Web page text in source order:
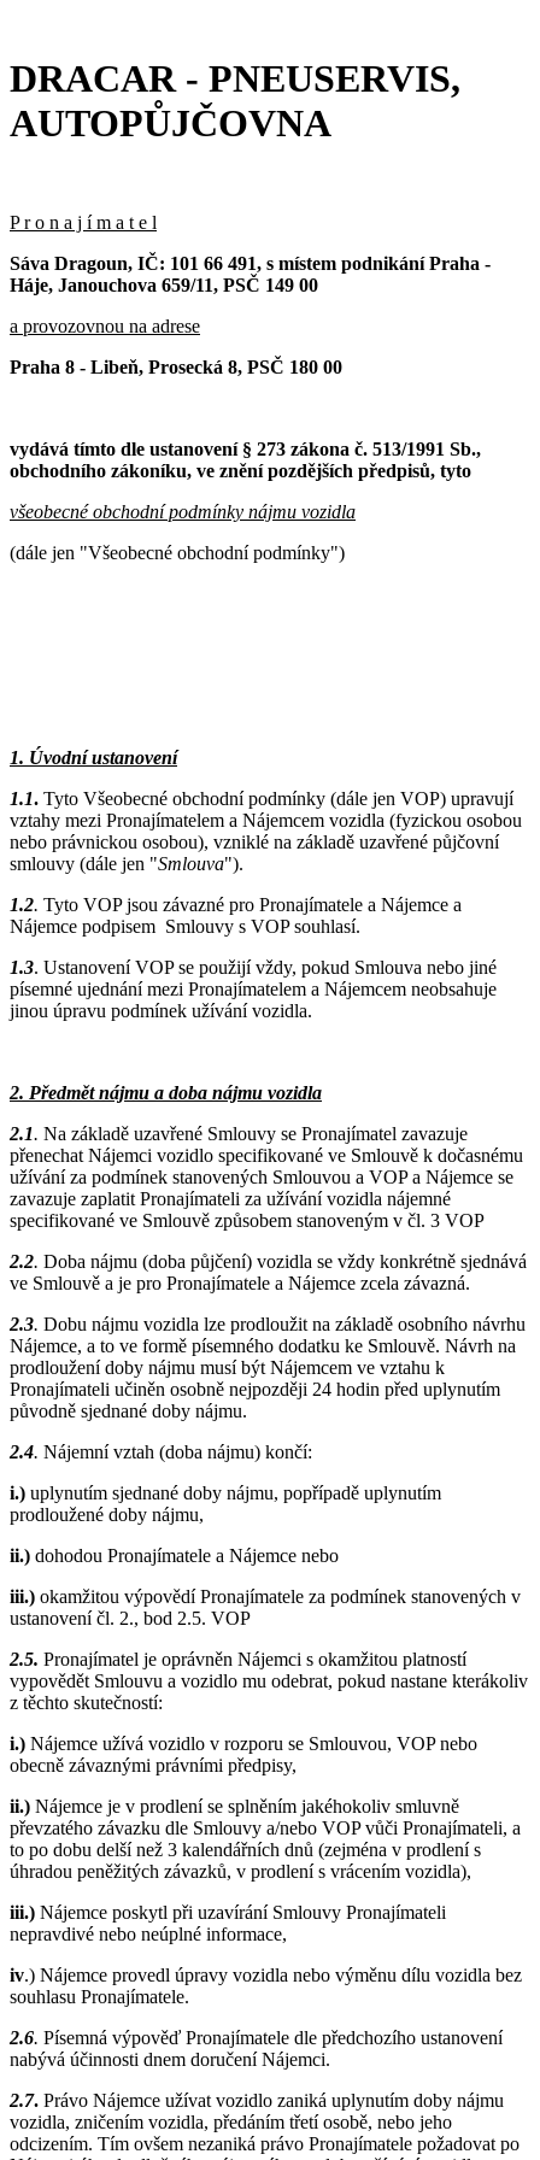
DRACAR - PNEUSERVIS,
AUTOPŮJČOVNA
P r o n a j í m a t e l
Sáva Dragoun, IČ: 101 66 491, s místem podnikání Praha -
Háje, Janouchova 659/11, PSČ 149 00
a provozovnou na adrese
Praha 8 - Libeň, Prosecká 8, PSČ 180 00
vydává tímto dle ustanovení § 273 zákona č. 513/1991 Sb.,
obchodního zákoníku, ve znění pozdějších předpisů, tyto
všeobecné obchodní podmínky nájmu vozidla
(dále jen "Všeobecné obchodní podmínky")
1. Úvodní ustanovení
1.1. Tyto Všeobecné obchodní podmínky (dále jen VOP) upravují
vztahy mezi Pronajímatelem a Nájemcem vozidla (fyzickou osobou
nebo právnickou osobou), vzniklé na základě uzavřené půjčovní
smlouvy (dále jen "Smlouva").
1.2. Tyto VOP jsou závazné pro Pronajímatele a Nájemce a
Nájemce podpisem Smlouvy s VOP souhlasí.
1.3. Ustanovení VOP se použijí vždy, pokud Smlouva nebo jiné
písemné ujednání mezi Pronajímatelem a Nájemcem neobsahuje
jinou úpravu podmínek užívání vozidla.
2. Předmět nájmu a doba nájmu vozidla
2.1. Na základě uzavřené Smlouvy se Pronajímatel zavazuje
přenechat Nájemci vozidlo specifikované ve Smlouvě k dočasnému
užívání za podmínek stanovených Smlouvou a VOP a Nájemce se
zavazuje zaplatit Pronajímateli za užívání vozidla nájemné
specifikované ve Smlouvě způsobem stanoveným v čl. 3 VOP
2.2. Doba nájmu (doba půjčení) vozidla se vždy konkrétně sjednává
ve Smlouvě a je pro Pronajímatele a Nájemce zcela závazná.
2.3. Dobu nájmu vozidla lze prodloužit na základě osobního návrhu
Nájemce, a to ve formě písemného dodatku ke Smlouvě. Návrh na
prodloužení doby nájmu musí být Nájemcem ve vztahu k
Pronajímateli učiněn osobně nejpozději 24 hodin před uplynutím
původně sjednané doby nájmu.
2.4. Nájemní vztah (doba nájmu) končí:
i.) uplynutím sjednané doby nájmu, popřípadě uplynutím
prodloužené doby nájmu,
ii.) dohodou Pronajímatele a Nájemce nebo
iii.) okamžitou výpovědí Pronajímatele za podmínek stanovených v
ustanovení čl. 2., bod 2.5. VOP
2.5. Pronajímatel je oprávněn Nájemci s okamžitou platností
vypovědět Smlouvu a vozidlo mu odebrat, pokud nastane kterákoliv
z těchto skutečností:
i.) Nájemce užívá vozidlo v rozporu se Smlouvou, VOP nebo
obecně závaznými právními předpisy,
ii.) Nájemce je v prodlení se splněním jakéhokoliv smluvně
převzatého závazku dle Smlouvy a/nebo VOP vůči Pronajímateli, a
to po dobu delší než 3 kalendářních dnů (zejména v prodlení s
úhradou peněžitých závazků, v prodlení s vrácením vozidla),
iii.) Nájemce poskytl při uzavírání Smlouvy Pronajímateli
nepravdivé nebo neúplné informace,
iv.) Nájemce provedl úpravy vozidla nebo výměnu dílu vozidla bez
souhlasu Pronajímatele.
2.6. Písemná výpověď Pronajímatele dle předchozího ustanovení
nabývá účinnosti dnem doručení Nájemci.
2.7. Právo Nájemce užívat vozidlo zaniká uplynutím doby nájmu
vozidla, zničením vozidla, předáním třetí osobě, nebo jeho
odcizením. Tím ovšem nezaniká právo Pronajímatele požadovat po